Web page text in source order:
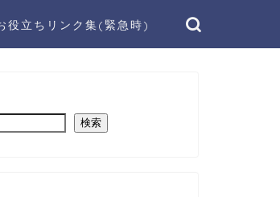
役立ちリンク集(緊急時)
検索